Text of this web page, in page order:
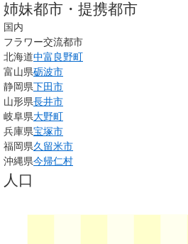
姉妹都市・提携都市
国内
フラワー交流都市
北海道中富良野町
富山県砺波市
静岡県下田市
山形県長井市
岐阜県大野町
兵庫県宝塚市
福岡県久留米市
沖縄県今帰仁村
人口